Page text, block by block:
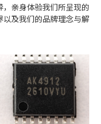
亲身体验我们所呈现的
以及我们的品牌理念与解